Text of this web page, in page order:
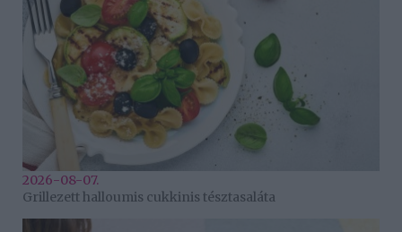
2026-08-07.
Grillezett halloumis cukkinis tésztasaláta